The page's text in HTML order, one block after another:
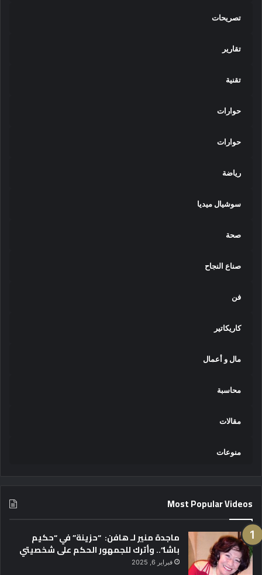
تصريحات
تقارير
تقنية
حوارات
حوارات
رياضة
سوشيال ميديا
صحة
صناع النجاح
فن
كاريكاتير
مال و أعمال
محاسبة
مقالات
منوعات
Most Popular Videos
ماجدة منير لـ هافن: “حزينة” في “حكيم
باشا”.. وأترك للجمهور الحكم على شخصيتي
فبراير 6, 2025